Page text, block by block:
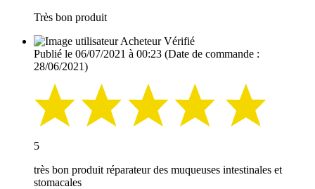
Très bon produit
Acheteur Vérifié
Publié le 06/07/2021 à 00:23 (Date de commande :
28/06/2021)
5
très bon produit réparateur des muqueuses intestinales et
stomacales